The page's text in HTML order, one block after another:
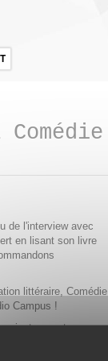
de l'interview avec
en lisant son livre
littéraire, Comédie
Campus !
justesse et